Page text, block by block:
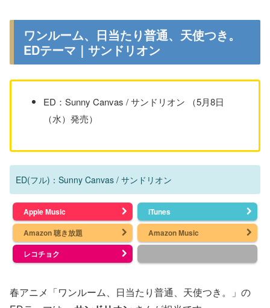
ワンルーム、日当たり普通、天使つき。
EDテーマ｜サンドリオン
ED：Sunny Canvas / サンドリオン （5月8日
（水）発売）
ED(フル)：Sunny Canvas / サンドリオン
Apple Music
iTunes
Amazon 聴き放題
Amazon Music
レコチョク
春アニメ「ワンルーム、日当たり普通、天使つき。」の